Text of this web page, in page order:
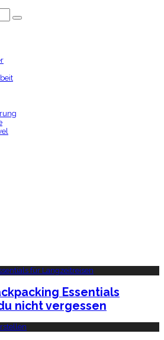
Essentials
nicht vergessen